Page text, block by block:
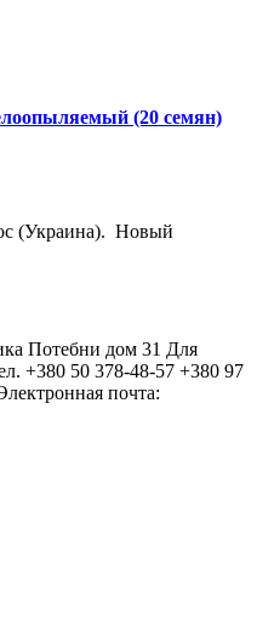
(20 семян)
(Украина). Новый
Потебни дом 31 Для
+380 50 378-48-57 +380 97
почта: